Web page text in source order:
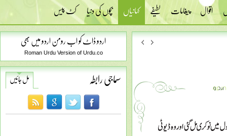
اقوال پیغامات لطیفے کہانیاں بچوں کی دنیا کٹ پیس
اردو ڈاٹ کو اب رومن اردو میں بھی
Roman Urdu Version of Urdu.co
سماجی رابطہ مل جائیں